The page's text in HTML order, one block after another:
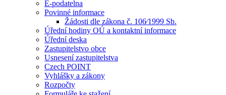
E-podatelna
Povinné informace
Žádosti dle zákona č. 106⁄1999 Sb.
Úřední hodiny OÚ a kontaktní informace
Úřední deska
Zastupitelstvo obce
Usnesení zastupitelstva
Czech POINT
Vyhlášky a zákony
Rozpočty